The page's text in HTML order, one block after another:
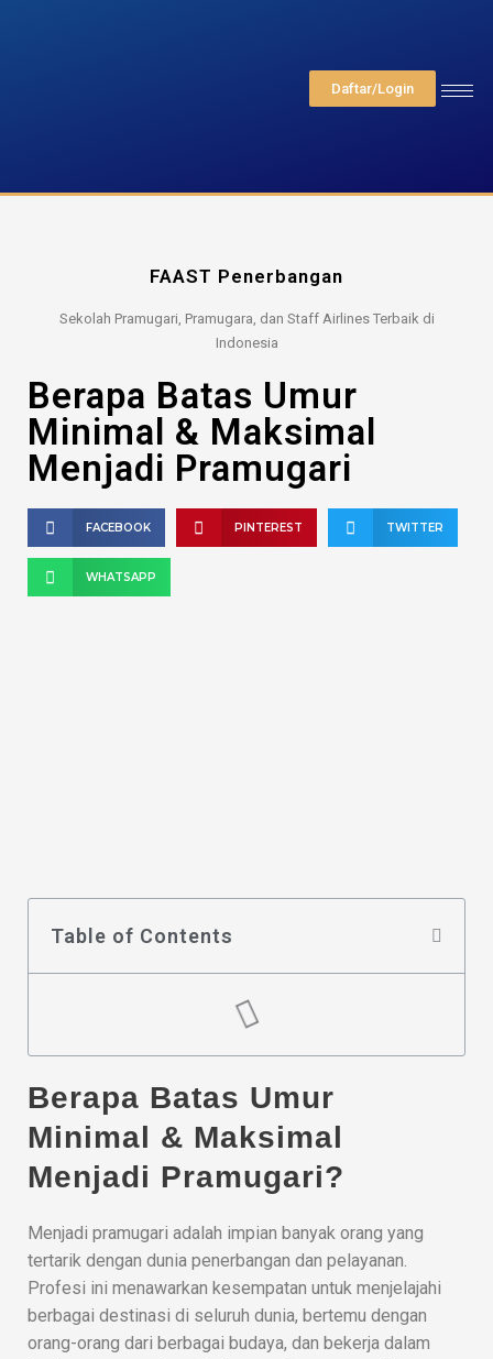
Daftar/Login
FAAST Penerbangan
Sekolah Pramugari, Pramugara, dan Staff Airlines Terbaik di
Indonesia
Berapa Batas Umur
Minimal & Maksimal
Menjadi Pramugari
FACEBOOK PINTEREST TWITTER
WHATSAPP
Table of Contents
Berapa Batas Umur
Minimal & Maksimal
Menjadi Pramugari?
Menjadi pramugari adalah impian banyak orang yang
tertarik dengan dunia penerbangan dan pelayanan.
Profesi ini menawarkan kesempatan untuk menjelajahi
berbagai destinasi di seluruh dunia, bertemu dengan
orang-orang dari berbagai budaya, dan bekerja dalam